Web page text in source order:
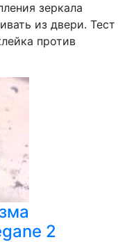
зеркала
из двери. Тест
против
2